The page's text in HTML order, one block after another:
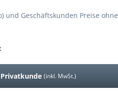
und Geschäftskunden Preise ohne
Privatkunde (inkl. MwSt.)